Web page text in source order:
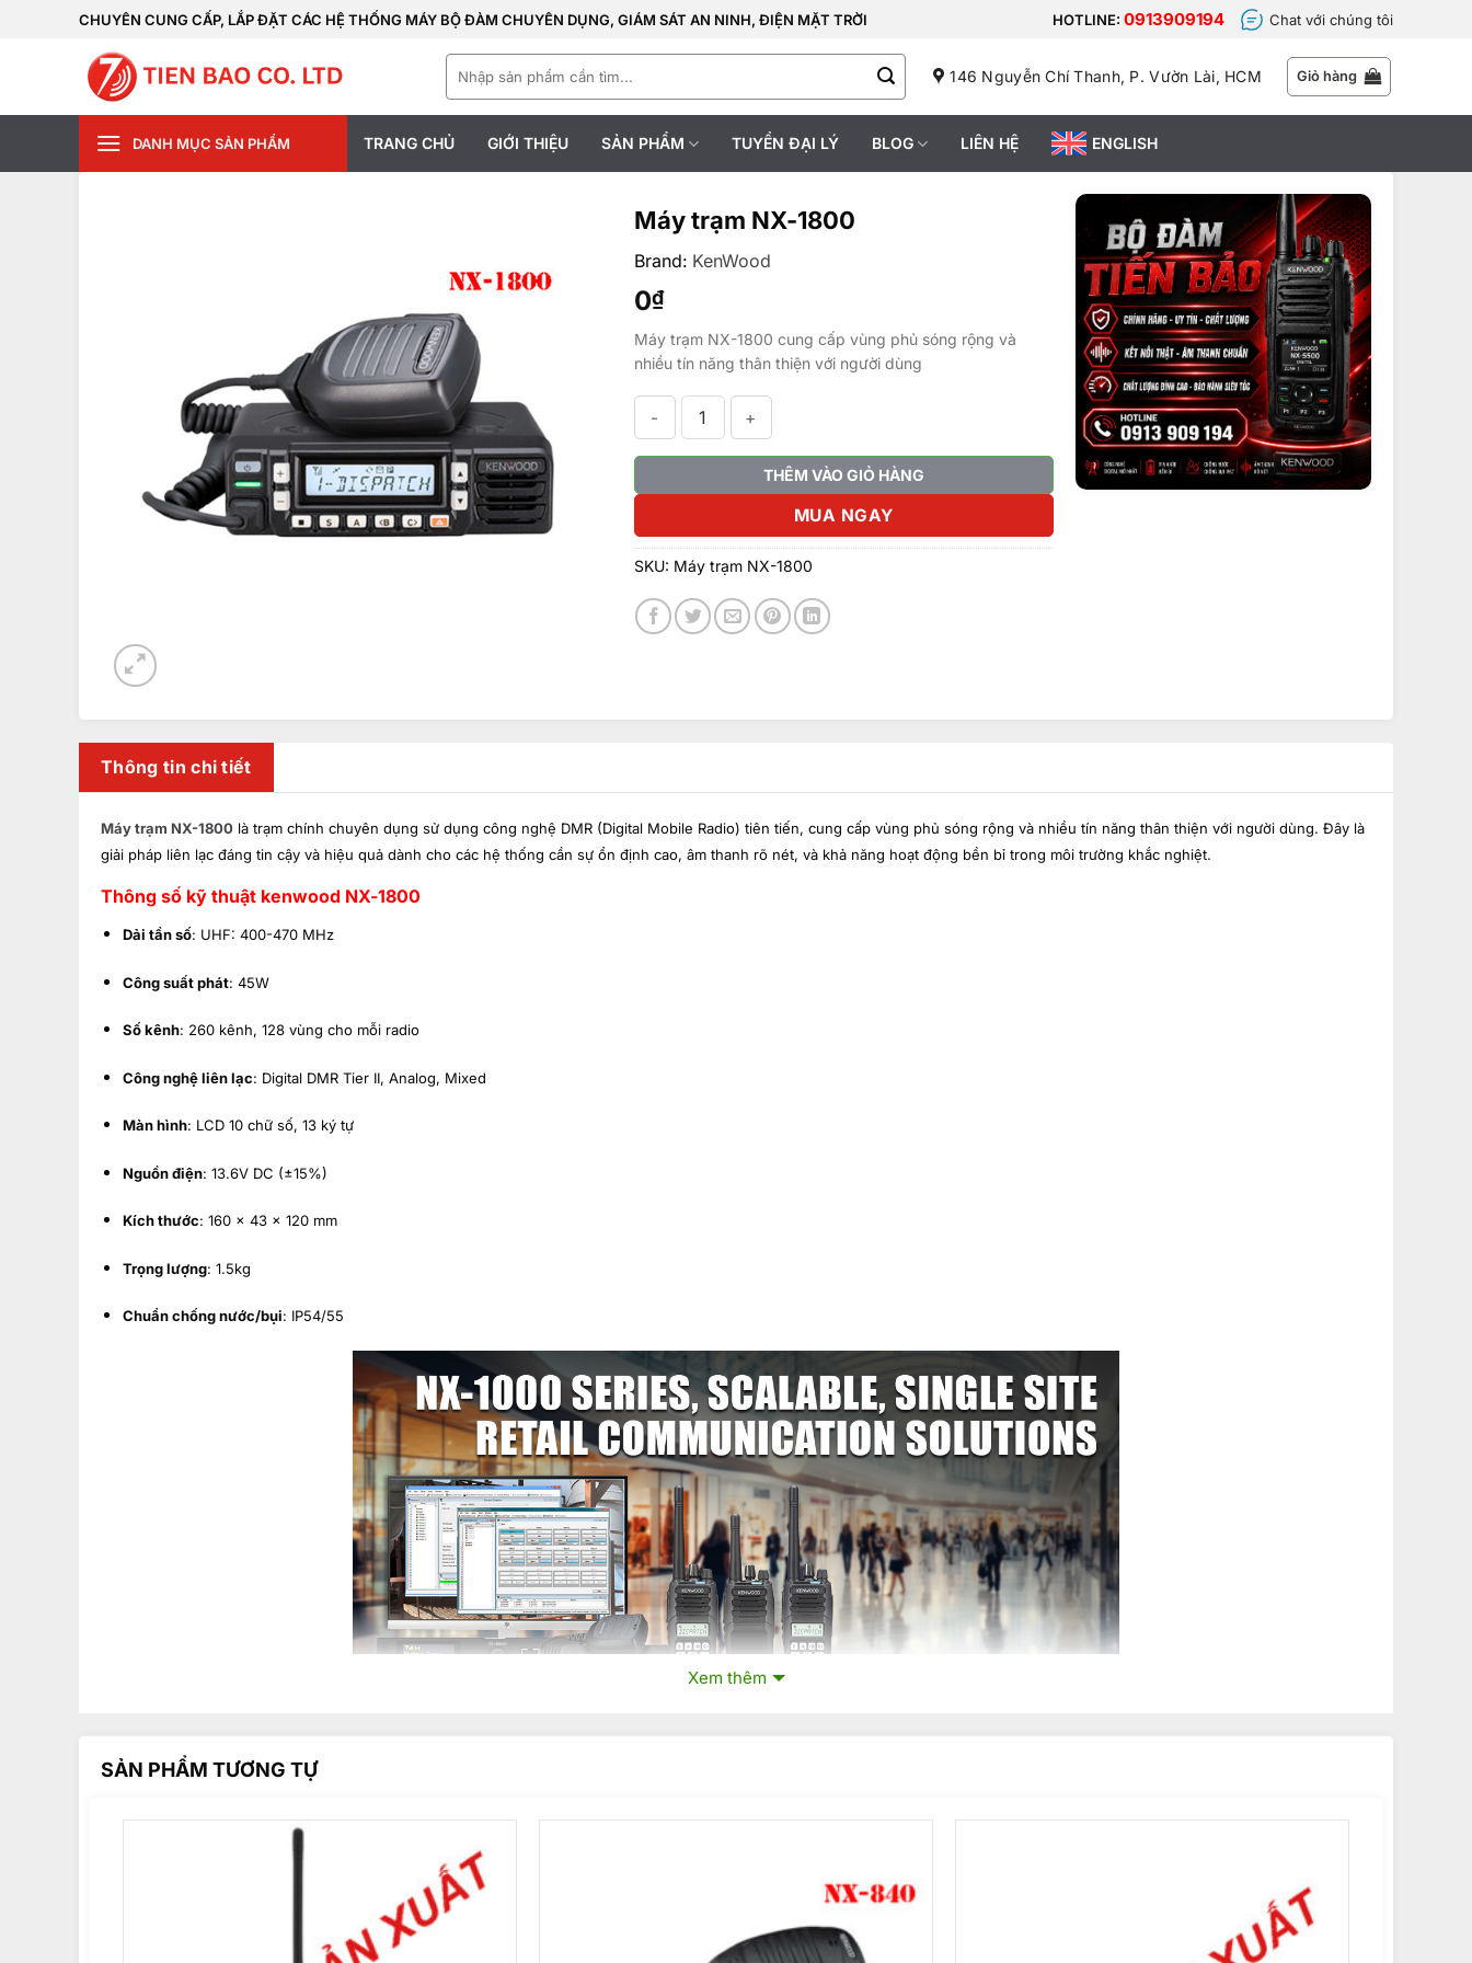
CHUYÊN CUNG CẤP, LẮP ĐẶT CÁC HỆ THỐNG MÁY BỘ ĐÀM CHUYÊN DỤNG, GIÁM SÁT AN NINH, ĐIỆN MẶT TRỜI HOTLINE: 0913909194 Chat với chúng tôi
kiếm:
146 Nguyễn Chí Thanh, P. Vườn Lài, HCM Giỏ hàng
DANH MỤC SẢN PHẨM TRANG CHỦ GIỚI THIỆU SẢN PHẨM TUYỂN ĐẠI LÝ BLOG LIÊN HỆ ENGLISH
Máy trạm NX-1800
Brand: KenWood
0₫
Máy trạm NX-1800 cung cấp vùng phủ sóng rộng và
nhiều tín năng thân thiện với người dùng
THÊM VÀO GIỎ HÀNG
MUA NGAY
SKU: Máy trạm NX-1800
Thông tin chi tiết
Máy trạm NX-1800 là trạm chính chuyên dụng sử dụng công nghệ DMR (Digital Mobile Radio) tiên tiến, cung cấp vùng phủ sóng rộng và nhiều tín năng thân thiện với người dùng. Đây là
giải pháp liên lạc đáng tin cậy và hiệu quả dành cho các hệ thống cần sự ổn định cao, âm thanh rõ nét, và khả năng hoạt động bền bỉ trong môi trường khắc nghiệt.
Thông số kỹ thuật kenwood NX-1800
Dải tần số: UHF: 400-470 MHz
Công suất phát: 45W
Số kênh: 260 kênh, 128 vùng cho mỗi radio
Công nghệ liên lạc: Digital DMR Tier II, Analog, Mixed
Màn hình: LCD 10 chữ số, 13 ký tự
Nguồn điện: 13.6V DC (±15%)
Kích thước: 160 x 43 x 120 mm
Trọng lượng: 1.5kg
Chuẩn chống nước/bụi: IP54/55
Công nghệ DMR hiện đại: Hỗ trợ liên lạc kỹ thuật số với chất lượng âm thanh vượt trội, giúp nâng cao hiệu quả liên lạc và mở rộng phạm vi hoạt động. Liên lạc song song 2 kênh một
: Hỗ trợ chế độ analog để dễ dàng tích hợp vào các hệ thống hiện tại và quá trình chuyển đổi sang công nghệ số.
: Công suất phát tối đa 45W, đảm bảo tín hiệu ổn định trên khoảng cách xa.
Xem thêm
SẢN PHẨM TƯƠNG TỰ